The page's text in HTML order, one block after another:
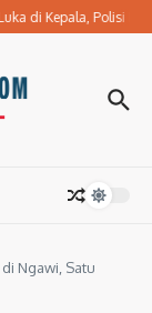
di Kepala, Polisi
Ngawi, Satu